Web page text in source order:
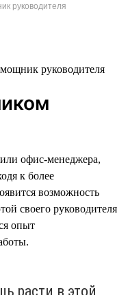
руководителя
офис-менеджера,
к более
возможность
своего руководителя
опыт
расти в этой